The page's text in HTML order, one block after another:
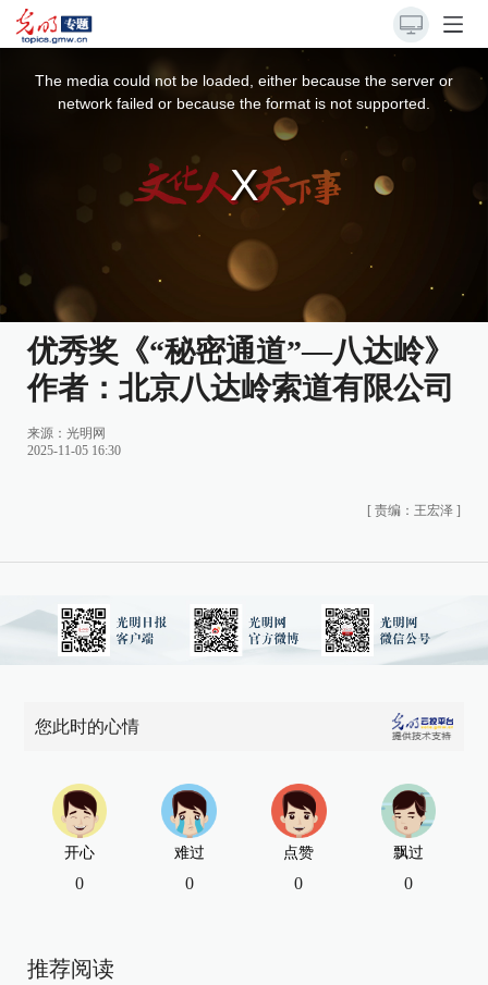
The media could not be loaded, either because the server or
network failed or because the format is not supported.
优秀奖《“秘密通道”—八达岭》
作者：北京八达岭索道有限公司
来源：光明网
2025-11-05 16:30
[ 责编：王宏泽 ]
您此时的心情
开心
0
难过
0
点赞
0
飘过
0
推荐阅读